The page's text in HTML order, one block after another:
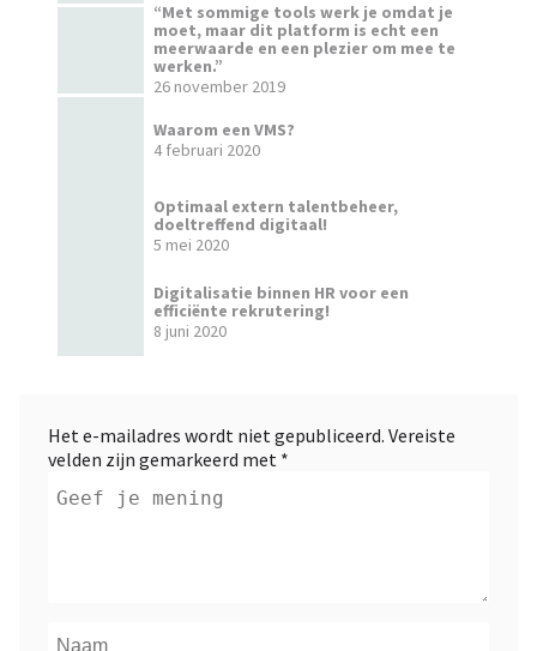
“Met sommige tools werk je omdat je
moet, maar dit platform is echt een
meerwaarde en een plezier om mee te
werken.”
26 november 2019
Waarom een VMS?
4 februari 2020
Optimaal extern talentbeheer,
doeltreffend digitaal!
5 mei 2020
Digitalisatie binnen HR voor een
efficiënte rekrutering!
8 juni 2020
Het e-mailadres wordt niet gepubliceerd. Vereiste
velden zijn gemarkeerd met *